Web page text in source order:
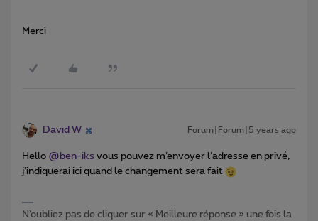
Merci
David W Forum|Forum|5 years ago
Hello @ben-iks vous pouvez m’envoyer l’adresse en privé,
j’indiquerai ici quand le changement sera fait
N’oubliez pas de cliquer sur « Meilleure réponse » une fois la